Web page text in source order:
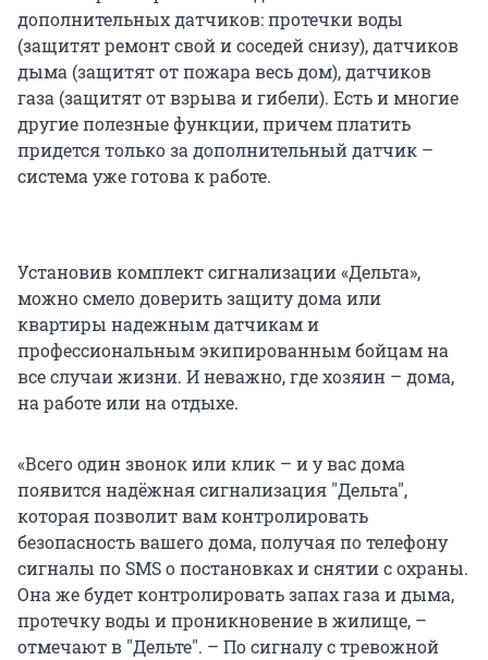
дополнительных датчиков: протечки воды
(защитят ремонт свой и соседей снизу), датчиков
дыма (защитят от пожара весь дом), датчиков
газа (защитят от взрыва и гибели). Есть и многие
другие полезные функции, причем платить
придется только за дополнительный датчик –
система уже готова к работе.
Установив комплект сигнализации «Дельта»,
можно смело доверить защиту дома или
квартиры надежным датчикам и
профессиональным экипированным бойцам на
все случаи жизни. И неважно, где хозяин – дома,
на работе или на отдыхе.
«Всего один звонок или клик – и у вас дома
появится надёжная сигнализация "Дельта",
которая позволит вам контролировать
безопасность вашего дома, получая по телефону
сигналы по SMS о постановках и снятии с охраны.
Она же будет контролировать запах газа и дыма,
протечку воды и проникновение в жилище, –
отмечают в "Дельте". – По сигналу с тревожной